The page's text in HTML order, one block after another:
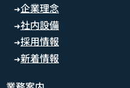
➜企業理念
➜社内設備
➜採用情報
➜新着情報